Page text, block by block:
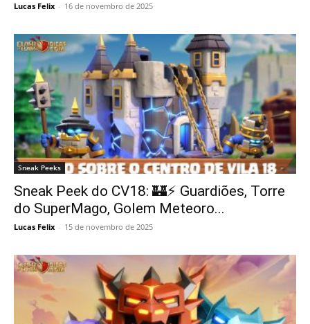
Lucas Felix - 16 de novembro de 2025
Sneak Peeks
Sneak Peek do CV18: 🏰⚡ Guardiões, Torre
do SuperMago, Golem Meteoro...
Lucas Felix - 15 de novembro de 2025